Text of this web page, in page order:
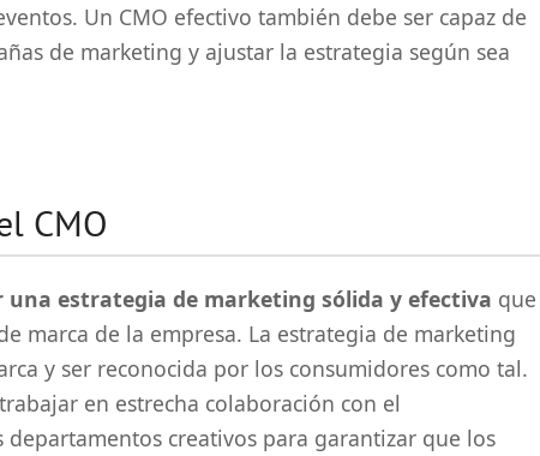
Un CMO efectivo también debe ser capaz de
de marketing y ajustar la estrategia según sea
CMO
una estrategia de marketing sólida y efectiva que
marca de la empresa. La estrategia de marketing
y ser reconocida por los consumidores como tal.
en estrecha colaboración con el
creativos para garantizar que los